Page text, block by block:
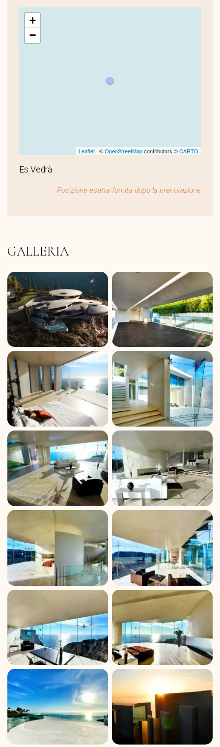
+
−
Leaflet | ©OpenStreetMapcontributors ©CARTO
Es Vedrà
Posizione esatta fornita dopo la prenotazione
GALLERIA